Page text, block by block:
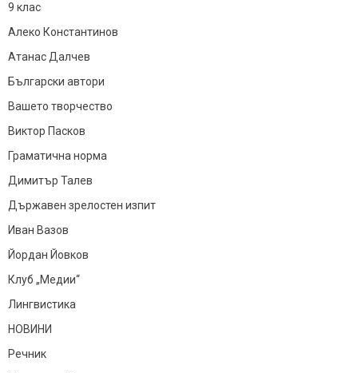
9 клас
Алеко Константинов
Атанас Далчев
Български автори
Вашето творчество
Виктор Пасков
Граматична норма
Димитър Талев
Държавен зрелостен изпит
Иван Вазов
Йордан Йовков
Клуб „Медии“
Лингвистика
НОВИНИ
Речник